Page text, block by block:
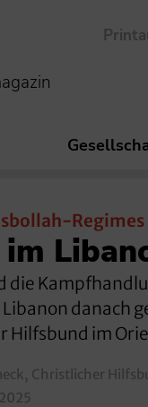
Regimes
im
die
danach
Hilfsbund im
Christlicher